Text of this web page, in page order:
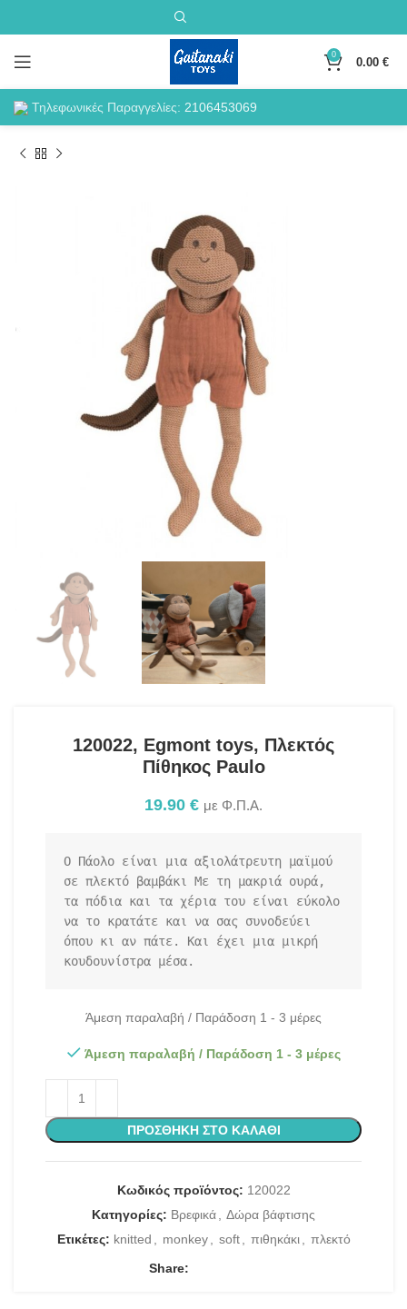
0
0.00 €
Τηλεφωνικές Παραγγελίες: 2106453069
120022, Egmont toys, Πλεκτός
Πίθηκος Paulo
19.90 € με Φ.Π.Α.
Ο Πάολο είναι μια αξιολάτρευτη μαϊμού
σε πλεκτό βαμβάκι Με τη μακριά ουρά,
τα πόδια και τα χέρια του είναι εύκολο
να το κρατάτε και να σας συνοδεύει
όπου κι αν πάτε. Και έχει μια μικρή
κουδουνίστρα μέσα.
Άμεση παραλαβή / Παράδοση 1 - 3 μέρες
Άμεση παραλαβή / Παράδοση 1 - 3 μέρες
ΠΡΟΣΘΉΚΗ ΣΤΟ ΚΑΛΆΘΙ
Κωδικός προϊόντος: 120022
Κατηγορίες: Βρεφικά, Δώρα βάφτισης
Ετικέτες: knitted , monkey , soft , πιθηκάκι , πλεκτό
Share: